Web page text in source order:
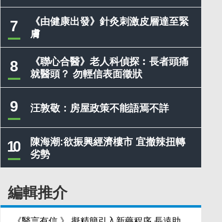
7
《由健康出發》針灸刺激皮層達至緊
膚
8
《聯心合醫》老人科偵探︰長者頭痛
就醫頭？ 勿輕信表面徵狀
9 汪敦敬：房屋政策不能語焉不詳
10
陳海潮:欲振興經濟樓市 宜撤辣扭轉
劣勢
編輯推介